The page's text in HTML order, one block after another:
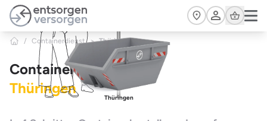
Zum Hauptinhalt springen
Cart
/ Containerdienst > Thüringen
Containerdienst
Thüringen
Thüringen